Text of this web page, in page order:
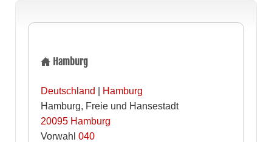
Hamburg
Deutschland | Hamburg
Hamburg, Freie und Hansestadt
20095 Hamburg
Vorwahl 040